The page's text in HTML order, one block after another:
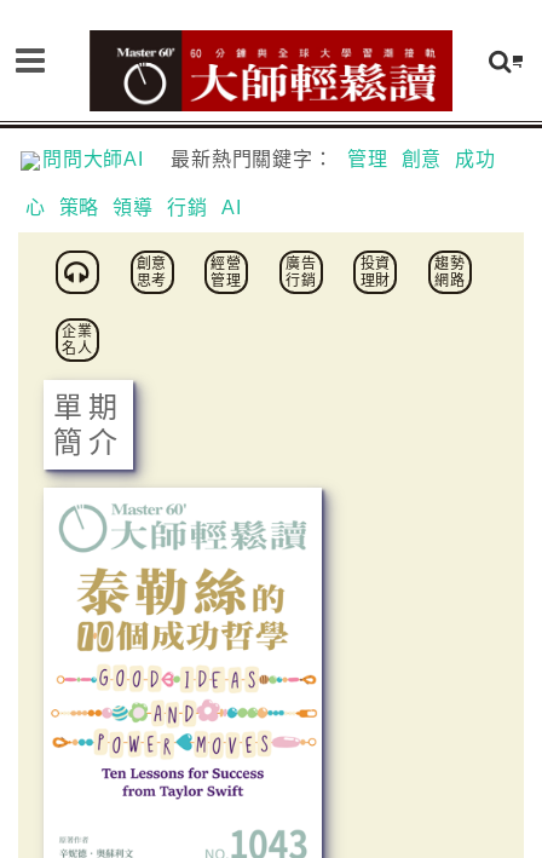
問問大師AI 最新熱門關鍵字： 管理 創意 成功
心 策略 領導 行銷 AI
創意
思考
經營
管理
廣告
行銷
投資
理財
趨勢
網路
企業
名人
單期
簡介